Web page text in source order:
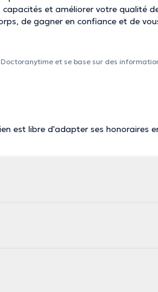
et améliorer votre qualité
de gagner en confiance et de
et se base sur des
est libre d'adapter ses honoraires